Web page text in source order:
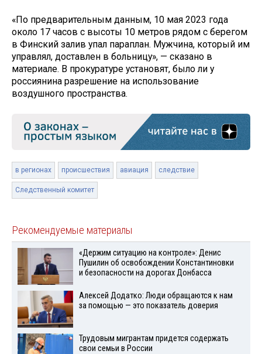
«По предварительным данным, 10 мая 2023 года
около 17 часов с высоты 10 метров рядом с берегом
в Финский залив упал параплан. Мужчина, который им
управлял, доставлен в больницу», — сказано в
материале. В прокуратуре установят, было ли у
россиянина разрешение на использование
воздушного пространства.
в регионах происшествия авиация следствие
Следственный комитет
Рекомендуемые материалы
«Держим ситуацию на контроле»: Денис
Пушилин об освобождении Константиновки
и безопасности на дорогах Донбасса
Алексей Додатко: Люди обращаются к нам
за помощью — это показатель доверия
Трудовым мигрантам придется содержать
свои семьи в России